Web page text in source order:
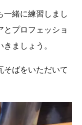
一緒に練習しまし
とプロフェッショ
ましょう。
そばをいただいて